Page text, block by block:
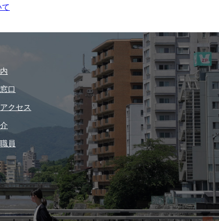
口
クセス
員